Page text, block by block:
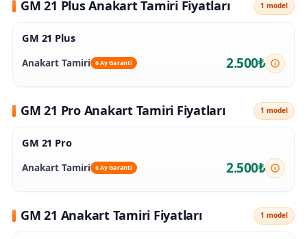
GM 21 Plus Anakart Tamiri Fiyatları 1 model
GM 21 Plus
Anakart Tamiri 6 Ay Garanti 2.500₺
GM 21 Pro Anakart Tamiri Fiyatları 1 model
GM 21 Pro
Anakart Tamiri 6 Ay Garanti 2.500₺
GM 21 Anakart Tamiri Fiyatları 1 model